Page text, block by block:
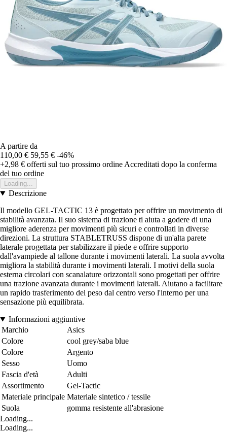
A partire da
110,00 € 59,55 € -46%
+2,98 € offerti sul tuo prossimo ordine Accreditati dopo la conferma
del tuo ordine
Loading...
Descrizione
Il modello GEL-TACTIC 13 è progettato per offrire un movimento di
stabilità avanzata. Il suo sistema di trazione ti aiuta a godere di una
migliore aderenza per movimenti più sicuri e controllati in diverse
direzioni. La struttura STABLETRUSS dispone di un'alta parete
laterale progettata per stabilizzare il piede e offrire supporto
dall'avampiede al tallone durante i movimenti laterali. La suola avvolta
migliora la stabilità durante i movimenti laterali. I motivi della suola
esterna circolari con scanalature orizzontali sono progettati per offrire
una trazione avanzata durante i movimenti laterali. Aiutano a facilitare
un rapido trasferimento del peso dal centro verso l'interno per una
sensazione più equilibrata.
Informazioni aggiuntive
Marchio
Asics
Colore
cool grey/saba blue
Colore
Argento
Sesso
Uomo
Fascia d'età
Adulti
Assortimento
Gel-Tactic
Materiale principale Materiale sintetico / tessile
Suola
gomma resistente all'abrasione
Loading...
Loading...